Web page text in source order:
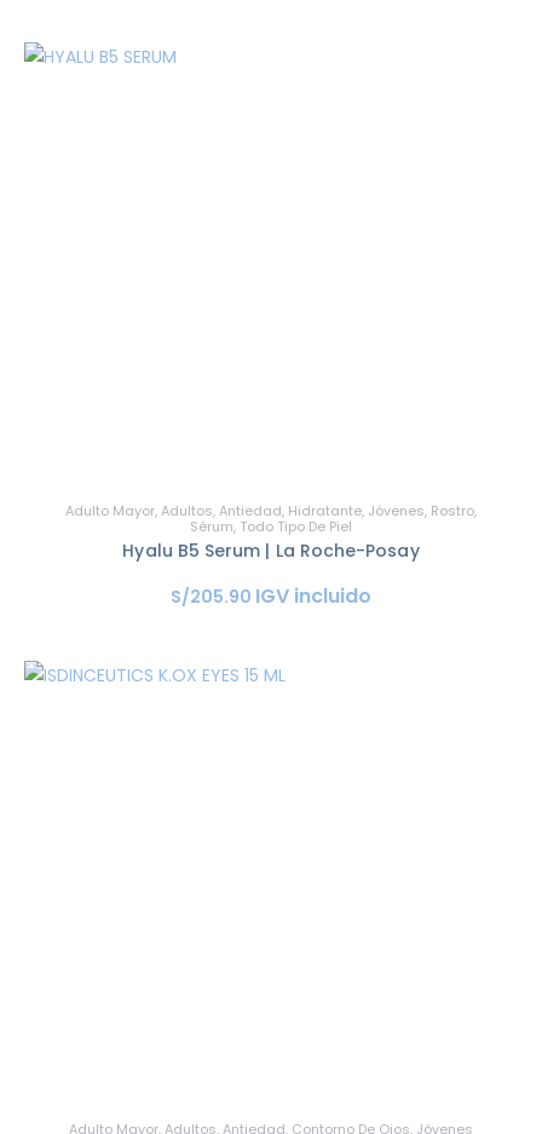
Adulto Mayor,Adultos,Antiedad, Hidratante, Jóvenes, Rostro,
Sérum, Todo Tipo De Piel
Hyalu B5 Serum | La Roche-Posay
S/205.90 IGV incluido
Adulto Mayor,Adultos,Antiedad, Contorno De Ojos, Jóvenes